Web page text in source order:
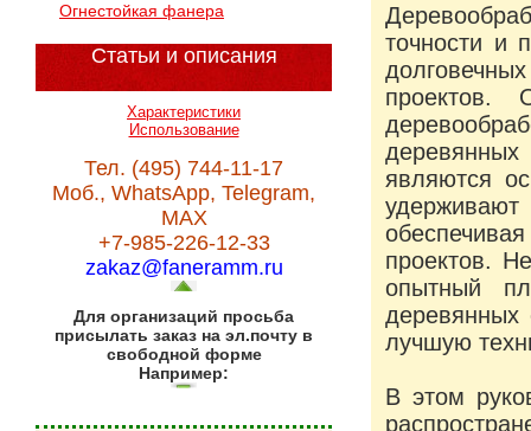
Огнестойкая фанера
Статьи и описания
Характеристики
Использование
Тел. (495) 744-11-17
Моб., WhatsApp, Telegram,
MAX
+7-985-226-12-33
zakaz@faneramm.ru
Для организаций просьба
присылать заказ на эл.почту в
свободной форме
Например:
точности и
проектов.
являются
проектов.
опытный
деревянных
лучшую
В этом